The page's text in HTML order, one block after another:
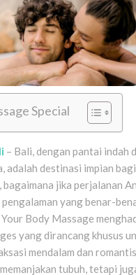
Special
– Bali, dengan pantai indah
adalah destinasi impian bagi
bagaimana jika perjalanan
yang benar-
Body Massage
yang dirancang khusus
mendalam dan
tubuh, tetapi